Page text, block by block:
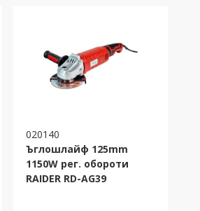
020140
Ъглошлайф 125mm
1150W рег. обороти
RAIDER RD-AG39